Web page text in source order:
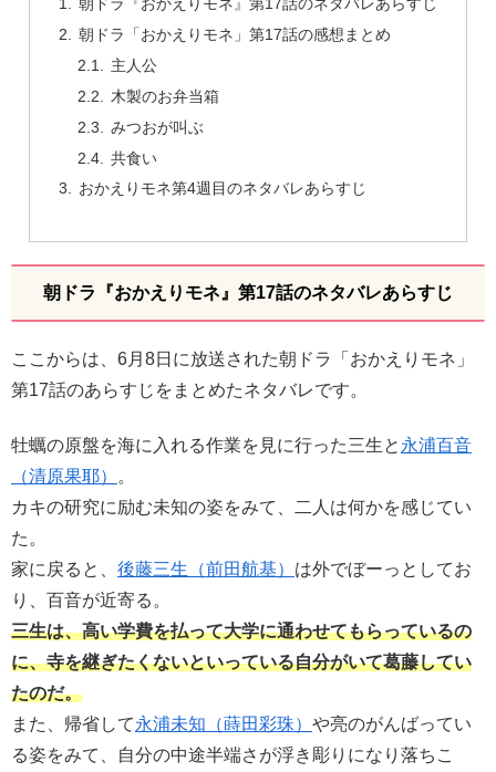
朝ドラ『おかえりモネ』第17話のネタバレあらすじ
朝ドラ「おかえりモネ」第17話の感想まとめ
主人公
木製のお弁当箱
みつおが叫ぶ
共食い
おかえりモネ第4週目のネタバレあらすじ
朝ドラ『おかえりモネ』第17話のネタバレあらすじ
ここからは、6月8日に放送された朝ドラ「おかえりモネ」
第17話のあらすじをまとめたネタバレです。
牡蠣の原盤を海に入れる作業を見に行った三生と 永浦百音
（清原果耶） 。
カキの研究に励む未知の姿をみて、二人は何かを感じてい
た。
家に戻ると、 後藤三生（前田航基） は外でぼーっとしてお
り、百音が近寄る。
三生は、高い学費を払って大学に通わせてもらっているの
に、寺を継ぎたくないといっている自分がいて葛藤してい
たのだ。
また、帰省して永浦未知（蒔田彩珠） や亮のがんばってい
る姿をみて、自分の中途半端さが浮き彫りになり落ちこ